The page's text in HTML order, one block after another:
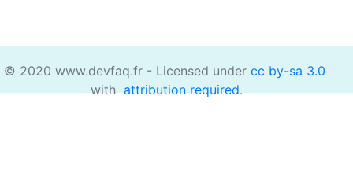
© 2020 www.devfaq.fr - Licensed under cc by-sa 3.0
withattribution required.